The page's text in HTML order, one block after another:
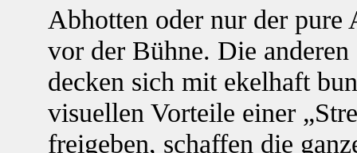
Abhotten oder nur der pure
vor der Bühne. Die anderen
decken sich mit ekelhaft
visuellen Vorteile einer
freigeben, schaffen die